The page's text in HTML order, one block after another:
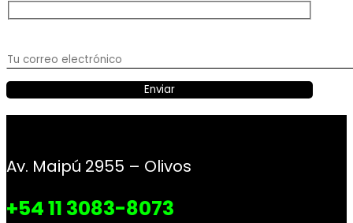
Av. Maipú 2955 – Olivos
+54 11 3083-8073